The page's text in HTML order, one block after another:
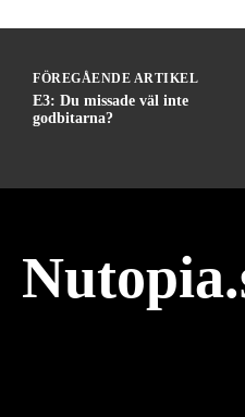
FÖREGÅENDE ARTIKEL
E3: Du missade väl inte
godbitarna?